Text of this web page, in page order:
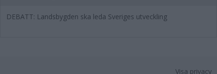
DEBATT: Landsbygden ska leda Sveriges utveckling
Visa privacy